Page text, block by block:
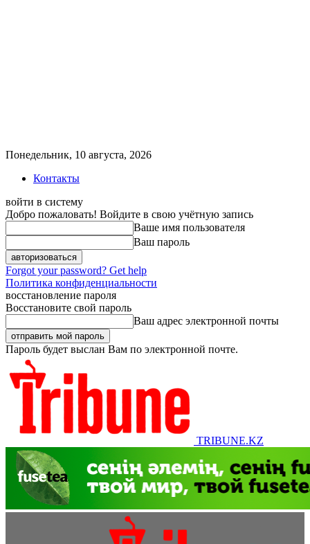
Понедельник, 10 августа, 2026
Контакты
войти в систему
Добро пожаловать! Войдите в свою учётную запись
Ваше имя пользователя
Ваш пароль
Forgot your password? Get help
Политика конфиденциальности
восстановление пароля
Восстановите свой пароль
Ваш адрес электронной почты
Пароль будет выслан Вам по электронной почте.
TRIBUNE.KZ